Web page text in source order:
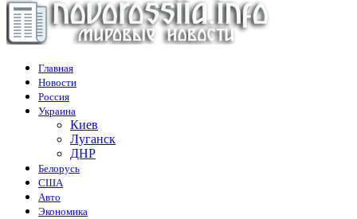
Главная
Новости
Россия
Украина
Киев
Луганск
ДНР
Белорусь
США
Авто
Экономика